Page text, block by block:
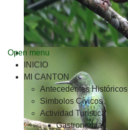
Open menu
INICIO
MI CANTON
Antecedentes Históricos
Simbolos Cívicos
Actividad Turística
Gastronomía